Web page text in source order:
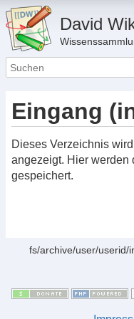
David
Eingang
Dieses Verzeichnis
angezeigt. Hier werden
gespeichert.
fs/archive/user/userid/